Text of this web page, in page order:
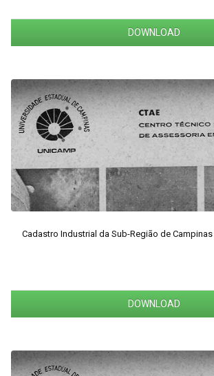
DOWNLOAD
Cadastro Industrial da Sub-Região de Campinas
DOWNLOAD